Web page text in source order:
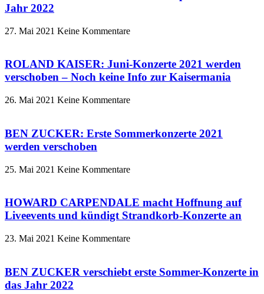
Jahr 2022
27. Mai 2021 Keine Kommentare
ROLAND KAISER: Juni-Konzerte 2021 werden
verschoben – Noch keine Info zur Kaisermania
26. Mai 2021 Keine Kommentare
BEN ZUCKER: Erste Sommerkonzerte 2021
werden verschoben
25. Mai 2021 Keine Kommentare
HOWARD CARPENDALE macht Hoffnung auf
Liveevents und kündigt Strandkorb-Konzerte an
23. Mai 2021 Keine Kommentare
BEN ZUCKER verschiebt erste Sommer-Konzerte in
das Jahr 2022